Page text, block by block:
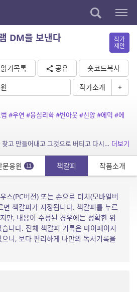
DM을 보낸다 작가
제안
읽기목록 공유
숏코드복사
작가소개 +
#우연 #융심리학#번아웃#신앙#에믹 #에
소개: 인간은 어떻게 의미를 찾고 만들어내고 그것으로 버티고 다시 일어나는가, 신앙은 개인에게 어떤 방식으로 기능하는가, 기적과 구원은 어떤 모습으로 오는가 더보기
문응원 11 책갈피 작품소개
스(PC버전) 또는 손으로 터치(모바일버
면 책갈피가 지정됩니다. 책갈피를 누르
만, 내용이 수정된 경우에는 정확한 위
니다. 전체 책갈피 기록은 마이페이지
니, 보다 편리하게 나만의 독서기록을